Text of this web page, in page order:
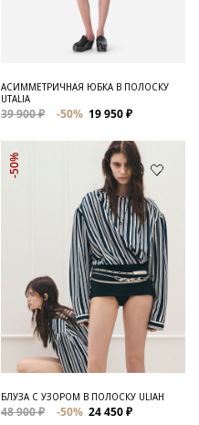
АСИММЕТРИЧНАЯ ЮБКА В ПОЛОСКУ
UTALIA
39 900 ₽ -50% 19 950 ₽
-50%
БЛУЗА С УЗОРОМ В ПОЛОСКУ ULIAH
48 900 ₽ -50% 24 450 ₽